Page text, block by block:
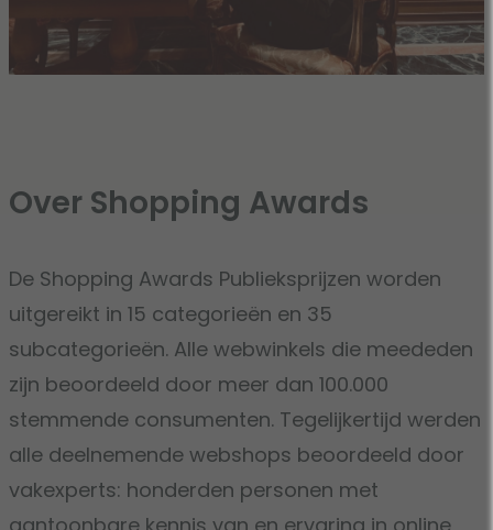
Over Shopping Awards
De Shopping Awards Publieksprijzen worden
uitgereikt in 15 categorieën en 35
subcategorieën. Alle webwinkels die meededen
zijn beoordeeld door meer dan 100.000
stemmende consumenten. Tegelijkertijd werden
alle deelnemende webshops beoordeeld door
vakexperts: honderden personen met